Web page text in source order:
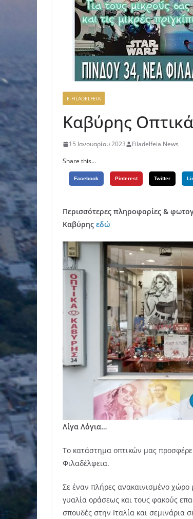
E-FILADELFEIA
Καβύρης Οπτικά
15 Ιανουαρίου 2023
Filadelfeia News
Share this...
Facebook Pinterest Twitter
Περισσότερες πληροφορίες &
Καβύρης εδώ
Λίγα Λόγια…
Το κατάστημα οπτικών μας
Φιλαδέλφεια.
Σε έναν πλήρες ανακαινισμένο χώρο
γυαλία οράσεως και τους φακούς
σπουδές στην Ιταλία και σεμινάρια